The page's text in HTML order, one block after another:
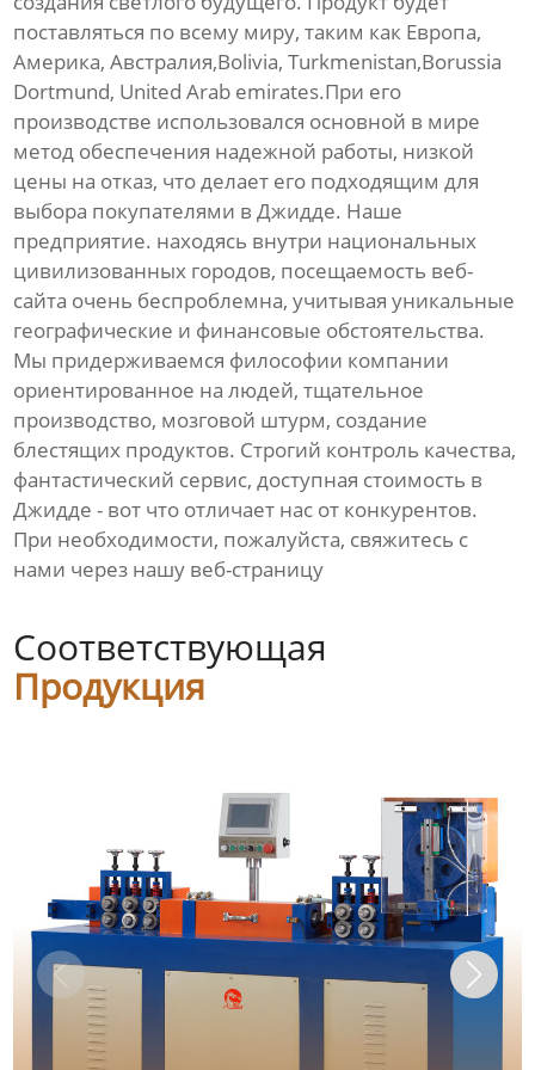
поставляться по всему миру, таким как Европа,
Америка, Австралия,Bolivia, Turkmenistan,Borussia
Dortmund, United Arab emirates.При его
производстве использовался основной в мире
метод обеспечения надежной работы, низкой
цены на отказ, что делает его подходящим для
выбора покупателями в Джидде. Наше
предприятие. находясь внутри национальных
цивилизованных городов, посещаемость веб-
сайта очень беспроблемна, учитывая уникальные
географические и финансовые обстоятельства.
Мы придерживаемся философии компании
ориентированное на людей, тщательное
производство, мозговой штурм, создание
блестящих продуктов. Строгий контроль качества,
фантастический сервис, доступная стоимость в
Джидде - вот что отличает нас от конкурентов.
При необходимости, пожалуйста, свяжитесь с
нами через нашу веб-страницу
Соответствующая
Продукция